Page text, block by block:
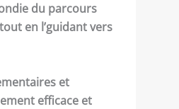
du parcours
en l’guidant vers
et
efficace et